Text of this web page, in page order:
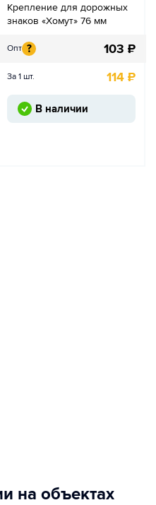
Крепление для дорожных
знаков «Хомут» 76 мм
Опт ? 103 ₽
За 1 шт. 114 ₽
В наличии
на объектах